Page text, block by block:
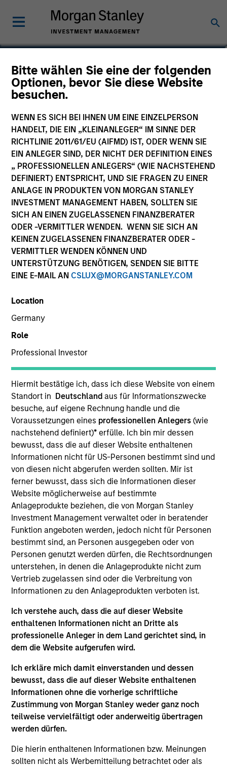
Bitte wählen Sie eine der folgenden
Optionen, bevor Sie diese Website
besuchen.
WENN ES SICH BEI IHNEN UM EINE EINZELPERSON
HANDELT, DIE EIN „KLEINANLEGER“ IM SINNE DER
RICHTLINIE 2011/61/EU (AIFMD) IST, ODER WENN SIE
EIN ANLEGER SIND, DER NICHT DER DEFINITION EINES
„ PROFESSIONELLEN ANLEGERS“ (WIE NACHSTEHEND
DEFINIERT) ENTSPRICHT, UND SIE FRAGEN ZU EINER
ANLAGE IN PRODUKTEN VON MORGAN STANLEY
INVESTMENT MANAGEMENT HABEN, SOLLTEN SIE
SICH AN EINEN ZUGELASSENEN FINANZBERATER
ODER -VERMITTLER WENDEN. WENN SIE SICH AN
KEINEN ZUGELASSENEN FINANZBERATER ODER -
VERMITTLER WENDEN KÖNNEN UND
UNTERSTÜTZUNG BENÖTIGEN, SENDEN SIE BITTE
EINE E-MAIL AN CSLUX@MORGANSTANLEY.COM
Location
Germany
Role
Professional Investor
Hiermit bestätige ich, dass ich diese Website von einem
Standort in Deutschland aus für Informationszwecke
besuche, auf eigene Rechnung handle und die
Voraussetzungen eines professionellen Anlegers(wie
nachstehend definiert)* erfülle. Ich bin mir dessen
bewusst, dass die auf dieser Website enthaltenen
Informationen nicht für US-Personen bestimmt sind und
von diesen nicht abgerufen werden sollten. Mir ist
ferner bewusst, dass sich die Informationen dieser
Website möglicherweise auf bestimmte
Anlageprodukte beziehen, die von Morgan Stanley
Investment Management verwaltet oder in beratender
Funktion angeboten werden, jedoch nicht für Personen
bestimmt sind, an Personen ausgegeben oder von
Personen genutzt werden dürfen, die Rechtsordnungen
unterstehen, in denen die Anlageprodukte nicht zum
Vertrieb zugelassen sind oder die Verbreitung von
Informationen zu den Anlageprodukten verboten ist.
Ich verstehe auch, dass die auf dieser Website
enthaltenen Informationen nicht an Dritte als
professionelle Anleger in dem Land gerichtet sind, in
dem die Website aufgerufen wird.
Ich erkläre mich damit einverstanden und dessen
bewusst, dass die auf dieser Website enthaltenen
Informationen ohne die vorherige schriftliche
Zustimmung von Morgan Stanley weder ganz noch
teilweise vervielfältigt oder anderweitig übertragen
werden dürfen.
Die hierin enthaltenen Informationen bzw. Meinungen
sollten nicht als Werbemitteilung betrachtet oder als
Jennifer Byron, CFA
Executive Director
28 Years
TEAM
Eaton Vance Equity Team
Jennifer is an executive director of Morgan Stanley
and an analyst on the Eaton Vance Global team.
She is responsible for coverage of the consumer
staples and consumer discretionary sectors. She
joined Eaton Vance in 2020. Morgan Stanley
acquired Eaton Vance in March 2021. Jennifer
began her career in the investment management
industry in 1998. Before joining Eaton Vance, she
was senior investment manager at Pictet Asset
Management. Previously, she was a consumer
analyst at Occitan Capital Partners, London,
consumer portfolio manager/analyst at UBS
O’Connor, London, and held roles at F&C Asset
Management. Jennifer earned a Bachelor of
Business Studies from the University of Limerick,
Limerick, Ireland. She is a CFA charterholder and
member of CFA Society Ireland.
Team Insights